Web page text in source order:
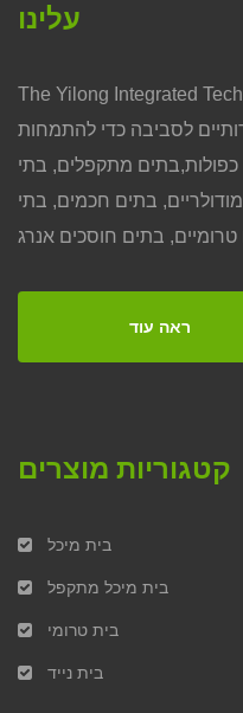
עלינו
The Yilong Integrated
לסביבה כדי להתמחות
מתקפלים, בתי
בתים חכמים, בתי
ראה עוד
קטגוריות מוצרים
בית מיכל
בית מיכל מתקפל
בית טרומי
בית נייד